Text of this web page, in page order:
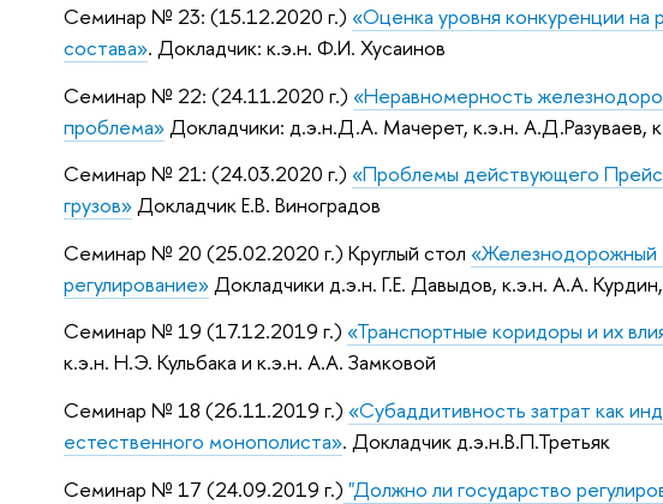
Семинар № 23: (15.12.2020 г.) «Оценка уровня конкуренции на
состава». Докладчик: к.э.н. Ф.И. Хусаинов
Семинар № 22: (24.11.2020 г.) «Неравномерность
проблема»Докладчики: д.э.н.Д.А. Мачерет, к.э.н. А.Д.Разуваев,
Семинар № 21: (24.03.2020 г.) «Проблемы действующего
грузов»Докладчик Е.В. Виноградов
Семинар № 20 (25.02.2020 г.) Круглый стол «Железнодорожный
регулирование»Докладчики д.э.н. Г.Е. Давыдов, к.э.н. А.А.
Семинар № 19 (17.12.2019 г.) «Транспортные коридоры и их
к.э.н. Н.Э. Кульбака и к.э.н. А.А. Замковой
Семинар № 18 (26.11.2019 г.) «Субаддитивность затрат как
естественного монополиста». Докладчик д.э.н.В.П.Третьяк
Семинар № 17 (24.09.2019 г.) "Должно ли государство